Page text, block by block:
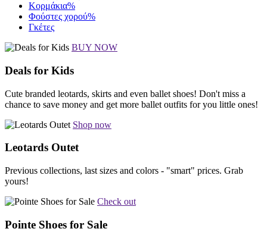
Κορμάκια%
Φούστες χορού%
Γκέτες
BUY NOW
Deals for Kids
Cute branded leotards, skirts and even ballet shoes! Don't miss a
chance to save money and get more ballet outfits for you little ones!
Shop now
Leotards Outet
Previous collections, last sizes and colors - "smart" prices. Grab
yours!
Check out
Pointe Shoes for Sale